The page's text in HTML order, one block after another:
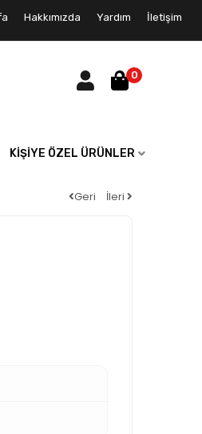
Hakkımızda Yardım İletişim
0
KIŞIYE ÖZEL ÜRÜNLER
Geri İleri